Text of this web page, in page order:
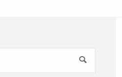
SZUKAJ